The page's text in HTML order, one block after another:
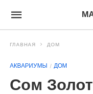
ГЛАВНАЯ ДОМ
АКВАРИУМЫ ДОМ
Сом